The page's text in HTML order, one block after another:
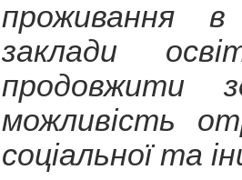
проживання
заклади
продовжити
можливість
соціальної та